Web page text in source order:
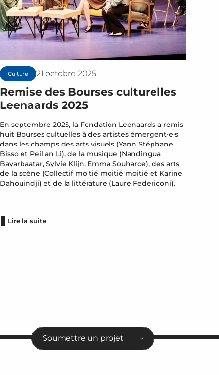
Culture 21 octobre 2025
Remise des Bourses culturelles
Leenaards 2025
En septembre 2025, la Fondation Leenaards a remis
huit Bourses cultuelles à des artistes émergent·e·s
dans les champs des arts visuels (Yann Stéphane
Bisso et Peilian Li), de la musique (Nandingua
Bayarbaatar, Sylvie Klijn, Emma Souharce), des arts
de la scène (Collectif moitié moitié moitié et Karine
Dahouindji) et de la littérature (Laure Federiconi).
Lire la suite
Soumettre un projet